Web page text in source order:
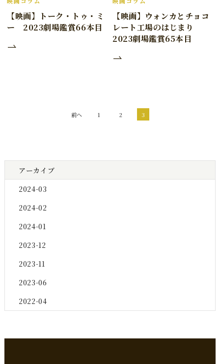
【映画】トーク・トゥ・ミ
ー 2023劇場鑑賞66本目
【映画】ウォンカとチョコ
レート工場のはじまり
2023劇場鑑賞65本目
前へ 1 2 3
アーカイブ
2024-03
2024-02
2024-01
2023-12
2023-11
2023-06
2022-04